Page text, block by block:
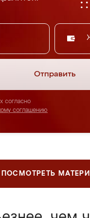
Отправить
согласно
соглашению
ПОСМОТРЕТЬ